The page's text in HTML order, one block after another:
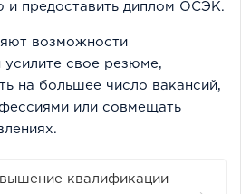
и предоставить диплом ОСЭК.
возможности
усилите свое резюме,
на большее число вакансий,
или совмещать
квалификации